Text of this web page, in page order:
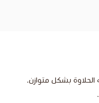
الحلاوة بشكل متوازن.